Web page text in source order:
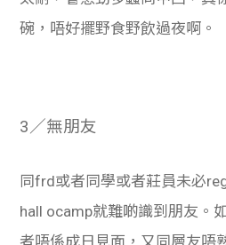
碗，唔好擺野食野飲過夜啊。
3／無朋友
同frd或者同學或者莊員未必
hall ocamp就難啲識到朋友。
者唔係成日見面，又同層友唔